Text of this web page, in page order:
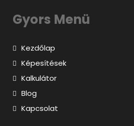
Gyors Menü
Kezdőlap
Képesítések
Kalkulátor
Blog
Kapcsolat